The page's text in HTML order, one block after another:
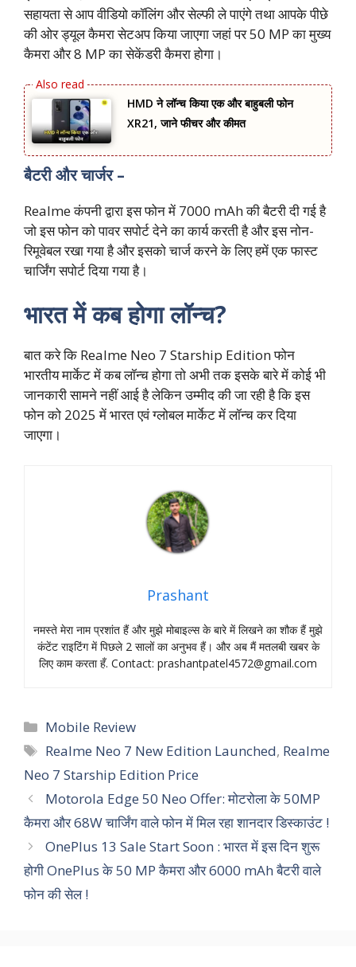
सहायता से आप वीडियो कॉलिंग और सेल्फी ले पाएंगे तथा आपके पीछे
की ओर ड्यूल कैमरा सेटअप किया जाएगा जहां पर 50 MP का मुख्य
कैमरा और 8 MP का सेकेंडरी कैमरा होगा।
HMD ने लॉन्च किया एक और बाहुबली फोन
XR21, जाने फीचर और कीमत
बैटरी और चार्जर –
Realme कंपनी द्वारा इस फोन में 7000 mAh की बैटरी दी गई है
जो इस फोन को पावर सपोर्ट देने का कार्य करती है और इस नोन-
रिमूवेबल रखा गया है और इसको चार्ज करने के लिए हमें एक फास्ट
चार्जिंग सपोर्ट दिया गया है।
भारत में कब होगा लॉन्च?
बात करे कि Realme Neo 7 Starship Edition फोन
भारतीय मार्केट में कब लॉन्च होगा तो अभी तक इसके बारे में कोई भी
जानकारी सामने नहीं आई है लेकिन उम्मीद की जा रही है कि इस
फोन को 2025 में भारत एवं ग्लोबल मार्केट में लॉन्च कर दिया
जाएगा।
Prashant
नमस्‍ते मेरा नाम प्रशांत हैं और मुझे मोबाइल्‍स के बारे में लिखने का शौक हैं मुझे
कंटेंट राइटिंग में पिछले 2 सालों का अनुभव हैं। और अब मैं मतलबी खबर के
लिए काम करता हँ. Contact: prashantpatel4572@gmail.com
Categories
Mobile Review
Tags
Realme Neo 7 New Edition Launched, Realme
Neo 7 Starship Edition Price
Motorola Edge 50 Neo Offer: मोटरोला के 50MP
कैमरा और 68W चार्जिंग वाले फोन में मिल रहा शानदार डिस्काउंट !
OnePlus 13 Sale Start Soon : भारत में इस दिन शुरू
होगी OnePlus के 50 MP कैमरा और 6000 mAh बैटरी वाले
फोन की सेल !